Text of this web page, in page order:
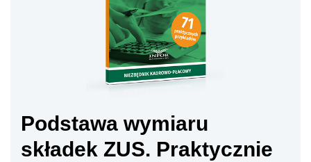
Podstawa wymiaru
składek ZUS. Praktycznie